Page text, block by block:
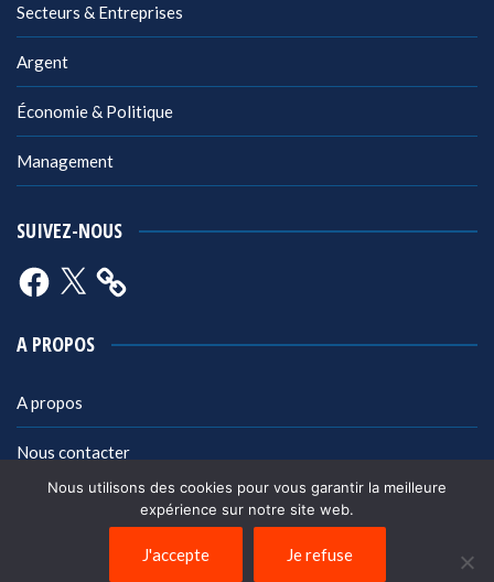
Secteurs & Entreprises
Argent
Économie & Politique
Management
SUIVEZ-NOUS
Facebook
X
A PROPOS
A propos
Nous contacter
Politique de confidentialité
Nous utilisons des cookies pour vous garantir la meilleure
expérience sur notre site web.
J'accepte Je refuse